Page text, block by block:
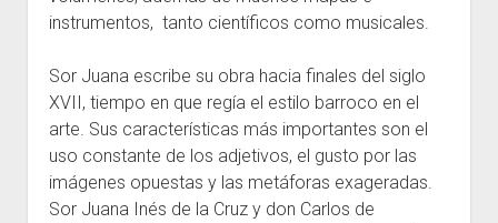
instrumentos, tanto científicos como musicales.
Sor Juana escribe su obra hacia finales del siglo
XVII, tiempo en que regía el estilo barroco en el
arte. Sus características más importantes son el
uso constante de los adjetivos, el gusto por las
imágenes opuestas y las metáforas exageradas.
Sor Juana Inés de la Cruz y don Carlos de